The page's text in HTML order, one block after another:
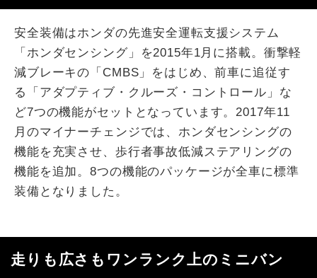
安全装備はホンダの先進安全運転支援システム
「ホンダセンシング」を2015年1月に搭載。衝撃軽
減ブレーキの「CMBS」をはじめ、前車に追従す
る「アダプティブ・クルーズ・コントロール」な
ど7つの機能がセットとなっています。2017年11
月のマイナーチェンジでは、ホンダセンシングの
機能を充実させ、歩行者事故低減ステアリングの
機能を追加。8つの機能のパッケージが全車に標準
装備となりました。
走りも広さもワンランク上のミニバン